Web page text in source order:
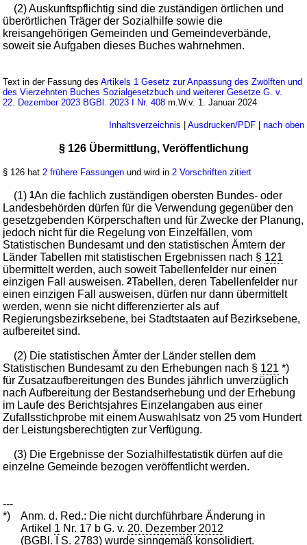
(2) Auskunftspflichtig sind die zuständigen örtlichen und
überörtlichen Träger der Sozialhilfe sowie die
kreisangehörigen Gemeinden und Gemeindeverbände,
soweit sie Aufgaben dieses Buches wahrnehmen.
Text in der Fassung desArtikels 1 Gesetz zur Anpassung des Zwölften und
des Vierzehnten Buches Sozialgesetzbuch und weiterer Gesetze G. v.
22. Dezember 2023 BGBl. 2023 I Nr. 408 m.W.v. 1. Januar 2024
Inhaltsverzeichnis Ausdrucken/PDF| nach oben
§ 126 Übermittlung, Veröffentlichung
§ 126 hat2 frühere Fassungen und wird in2 Vorschriften zitiert
(1)1An die fachlich zuständigen obersten Bundes- oder
Landesbehörden dürfen für die Verwendung gegenüber den
gesetzgebenden Körperschaften und für Zwecke der Planung,
jedoch nicht für die Regelung von Einzelfällen, vom
Statistischen Bundesamt und den statistischen Ämtern der
Länder Tabellen mit statistischen Ergebnissen nach § 121
übermittelt werden, auch soweit Tabellenfelder nur einen
einzigen Fall ausweisen.2Tabellen, deren Tabellenfelder nur
einen einzigen Fall ausweisen, dürfen nur dann übermittelt
werden, wenn sie nicht differenzierter als auf
Regierungsbezirksebene, bei Stadtstaaten auf Bezirksebene,
aufbereitet sind.
(2) Die statistischen Ämter der Länder stellen dem
Statistischen Bundesamt zu den Erhebungen nach § 121 *)
für Zusatzaufbereitungen des Bundes jährlich unverzüglich
nach Aufbereitung der Bestandserhebung und der Erhebung
im Laufe des Berichtsjahres Einzelangaben aus einer
Zufallsstichprobe mit einem Auswahlsatz von 25 vom Hundert
der Leistungsberechtigten zur Verfügung.
(3) Die Ergebnisse der Sozialhilfestatistik dürfen auf die
einzelne Gemeinde bezogen veröffentlicht werden.
---
*)
Anm. d. Red.: Die nicht durchführbare Änderung in
Artikel 1 Nr. 17 b G. v. 20. Dezember 2012
(BGBl. I S. 2783) wurde sinngemäß konsolidiert.